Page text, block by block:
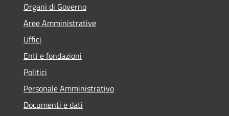
Organi di Governo
Aree Amministrative
Uffici
Enti e fondazioni
Politici
Personale Amministrativo
Documenti e dati